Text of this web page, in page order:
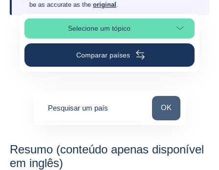
be as accurate as the original .
Selecione um tópicoSelecionar a secção da página
Comparar países
Pesquisar um país Pesquisar um
OK
Resumo (conteúdo apenas disponível
em inglês)